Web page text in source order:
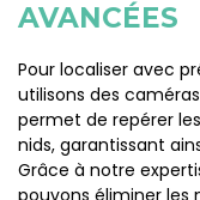
AVANCÉES
Pour localiser avec
utilisons des
permet de repérer
nids, garantissant
Grâce à notre
pouvons éliminer les